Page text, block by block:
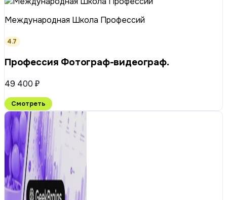
Международная Школа Профессий
4.7
Профессия Фотограф-видеограф.
49 400 ₽
Смотреть